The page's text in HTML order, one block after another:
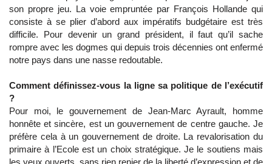
son propre jeu. La voie empruntée par François Hollande qui
consiste à se plier d’abord aux impératifs budgétaire est très
difficile. Pour devenir un grand président, il faut qu’il sache
rompre avec les dogmes qui depuis trois décennies ont enfermé
notre pays dans une nasse redoutable.
Comment définissez-vous la ligne sa politique de l’exécutif
?
Pour moi, le gouvernement de Jean-Marc Ayrault, homme
honnête et sincère, est un gouvernement de centre gauche. Je
préfère cela à un gouvernement de droite. La revalorisation du
primaire à l’Ecole est un choix stratégique. Je le soutiens mais
les yeux ouverts, sans rien renier de la liberté d’expression et de